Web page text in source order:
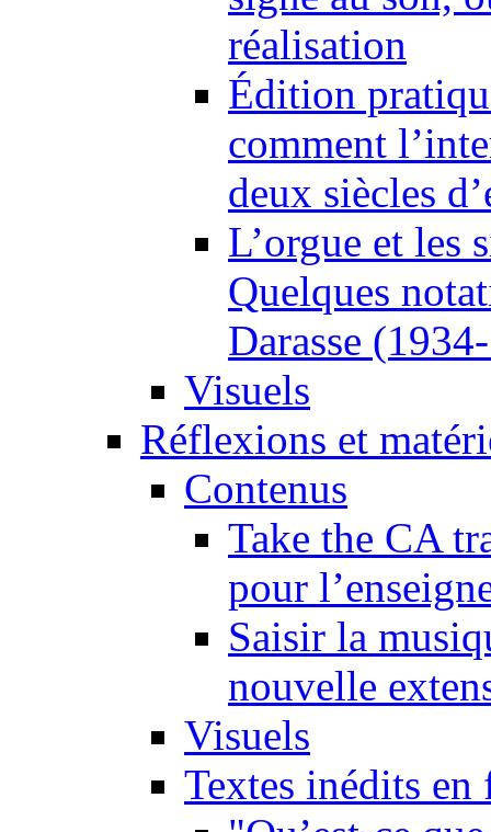
réalisation
Édition
comment
deux siècles
L’orgue et les
Quelques
Darasse
Visuels
Réflexions et
Contenus
Take the CA
pour
Saisir la
nouvelle
Visuels
Textes inédits en